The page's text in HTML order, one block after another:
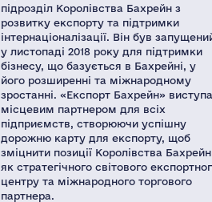
підрозділ Королівства Бахрейн з
розвитку експорту та підтримки
інтернаціоналізації. Він був
у листопаді 2018 року для підтримки
бізнесу, що базується в Бахрейні, у
його розширенні та міжнародному
зростанні. «Експорт Бахрейн»
місцевим партнером для всіх
підприємств, створюючи успішну
дорожню карту для експорту, щоб
зміцнити позиції Королівства Бахрейн
як стратегічного світового
центру та міжнародного торгового
партнера.